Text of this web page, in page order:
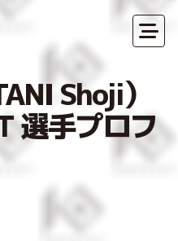
Shoji）
選手プロフ